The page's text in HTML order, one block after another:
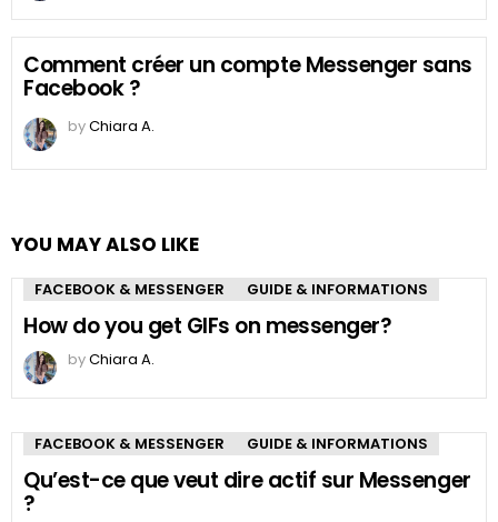
Comment créer un compte Messenger sans
Facebook ?
byChiara A.
YOU MAY ALSO LIKE
FACEBOOK & MESSENGER GUIDE & INFORMATIONS
How do you get GIFs on messenger?
byChiara A.
FACEBOOK & MESSENGER GUIDE & INFORMATIONS
Qu’est-ce que veut dire actif sur Messenger
?